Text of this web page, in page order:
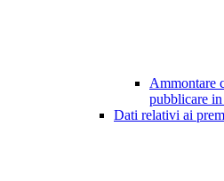
Ammontare
pubblicare
Dati relativi ai